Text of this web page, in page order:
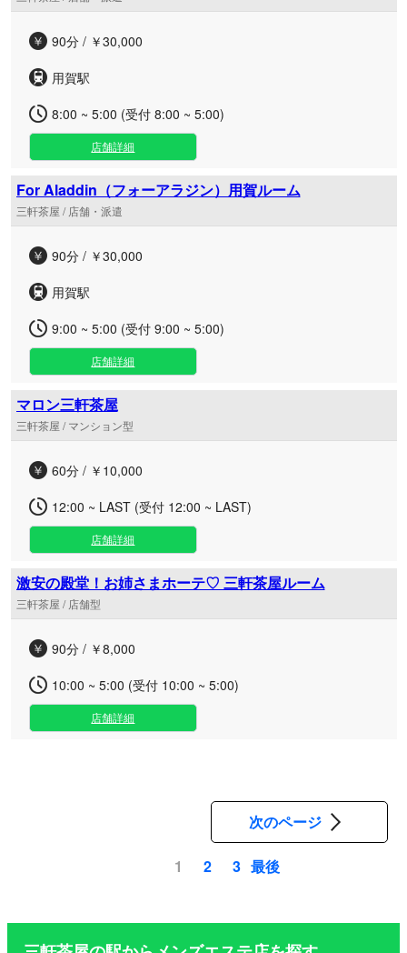
90分 / ￥30,000
用賀駅
8:00 ~ 5:00 (受付 8:00 ~ 5:00)
店舗詳細
For Aladdin（フォーアラジン）用賀ルーム
三軒茶屋 / 店舗・派遣
90分 / ￥30,000
用賀駅
9:00 ~ 5:00 (受付 9:00 ~ 5:00)
店舗詳細
マロン三軒茶屋
三軒茶屋 / マンション型
60分 / ￥10,000
12:00 ~ LAST (受付 12:00 ~ LAST)
店舗詳細
激安の殿堂！お姉さまホーテ♡ 三軒茶屋ルーム
三軒茶屋 / 店舗型
90分 / ￥8,000
10:00 ~ 5:00 (受付 10:00 ~ 5:00)
店舗詳細
ジ
1 2 3
次のページ
最後